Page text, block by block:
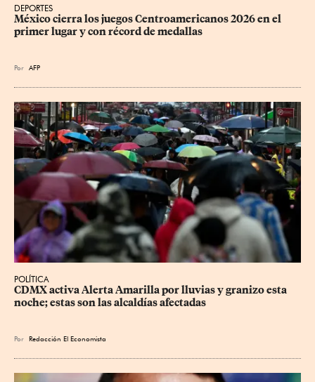
DEPORTES
México cierra los juegos Centroamericanos 2026 en el
primer lugar y con récord de medallas
Por AFP
POLÍTICA
CDMX activa Alerta Amarilla por lluvias y granizo esta
noche; estas son las alcaldías afectadas
Por Redacción El Economista